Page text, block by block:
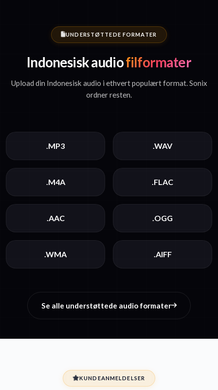
UNDERSTØTTEDE FORMATER
Indonesisk audiofilformater
Upload din Indonesisk audio i ethvert populært format. Sonix
ordner resten.
.MP3 .WAV
.M4A .FLAC
.AAC .OGG
.WMA .AIFF
Se alle understøttede audio formater
KUNDEANMELDELSER